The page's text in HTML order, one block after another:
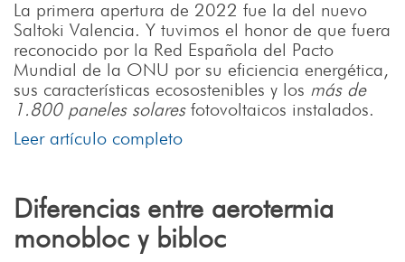
La primera apertura de 2022 fue la del nuevo
Saltoki Valencia. Y tuvimos el honor de que fuera
reconocido por la Red Española del Pacto
Mundial de la ONU por su eficiencia energética,
sus características ecosostenibles y los más de
1.800 paneles solaresfotovoltaicos instalados.
Leer artículo completo
Diferencias entre aerotermia
monobloc y bibloc